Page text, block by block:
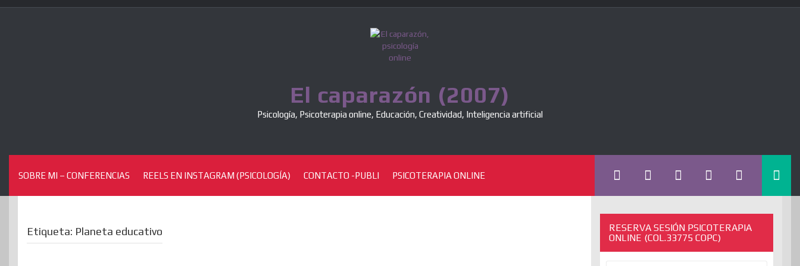
Skip
El caparazón (2007)
Psicología, Psicoterapia online, Educación, Creatividad, Inteligencia artificial
SOBRE MI – CONFERENCIAS REELS EN INSTAGRAM (PSICOLOGÍA) CONTACTO -PUBLI PSICOTERAPIA ONLINE
Etiqueta: Planeta educativo
RESERVA SESIÓN PSICOTERAPIA
ONLINE (COL.33775 COPC)